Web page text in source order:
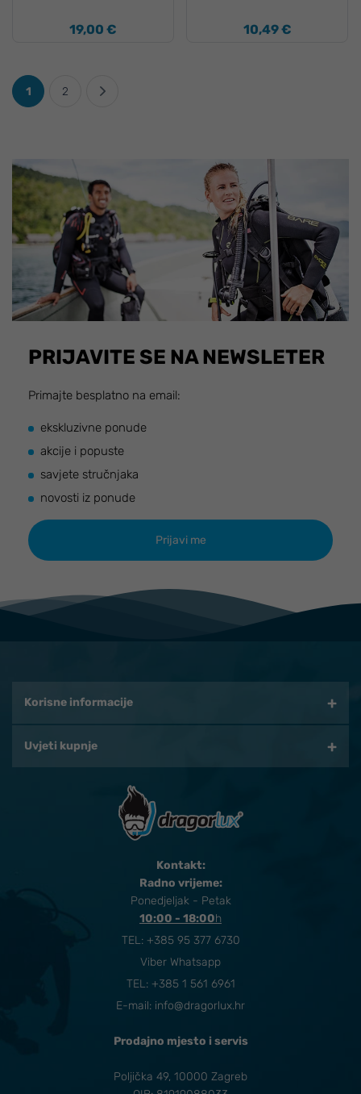
19,00 € 10,49 €
1 2
PRIJAVITE SE NA NEWSLETER
Primajte besplatno na email:
ekskluzivne ponude
akcije i popuste
savjete stručnjaka
novosti iz ponude
Korisne informacije
Uvjeti kupnje
Kontakt:
Radno vrijeme:
Ponedjeljak - Petak
10:00 - 18:00​h
TEL: +385 95 377 6730
Viber Whatsapp
TEL: +385 1 561 6961
E-mail: info@dragorlux.hr
Prodajno mjesto i servis
Poljička 49, 10000 Zagreb